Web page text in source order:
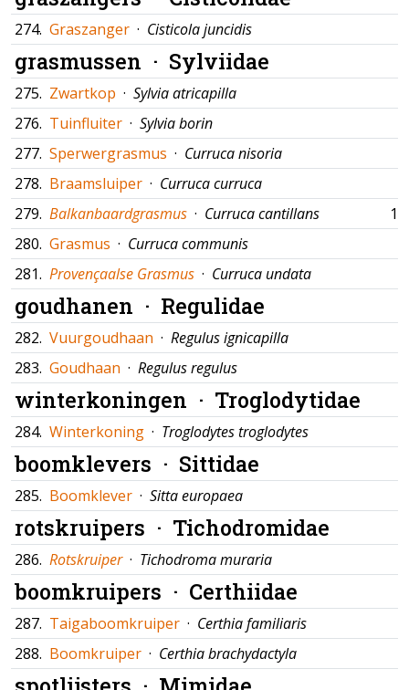
274. Graszanger · Cisticola juncidis
grasmussen · Sylviidae
275. Zwartkop · Sylvia atricapilla
276. Tuinfluiter · Sylvia borin
277. Sperwergrasmus · Curruca nisoria
278. Braamsluiper · Curruca curruca
279. Balkanbaardgrasmus · Curruca cantillans
280. Grasmus · Curruca communis
281. Provençaalse Grasmus · Curruca undata
goudhanen · Regulidae
282. Vuurgoudhaan · Regulus ignicapilla
283. Goudhaan · Regulus regulus
winterkoningen · Troglodytidae
284. Winterkoning · Troglodytes troglodytes
boomklevers · Sittidae
285. Boomklever · Sitta europaea
rotskruipers · Tichodromidae
286. Rotskruiper · Tichodroma muraria
boomkruipers · Certhiidae
287. Taigaboomkruiper · Certhia familiaris
288. Boomkruiper · Certhia brachydactyla